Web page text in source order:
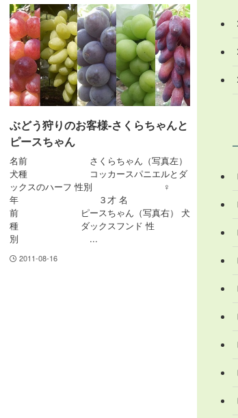
ぶどう狩りのお客様-さくらちゃんと
ピースちゃん
名前 さくらちゃん（写真左）
犬種 コッカースパニエルとダ
ックスのハーフ 性別 ♀
年 ３才 名
前 ピースちゃん（写真右） 犬
種 ダックスフンド 性
別 ...
2011-08-16